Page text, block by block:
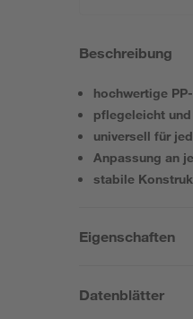
Beschreibung
hochwertige
pflegeleicht
universell für
Anpassung an
stabile
Eigenschaften
Datenblätter